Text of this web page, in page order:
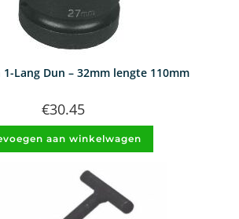
Lang Dun – 32mm lengte 110mm
€30.45
aan winkelwagen